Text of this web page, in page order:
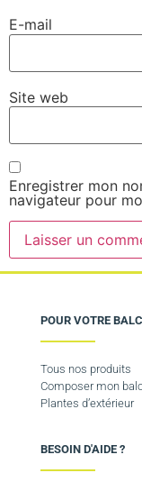
E-mail
Site web
Enregistrer mon
navigateur pour
POUR VOTRE
Tous nos produits
Composer mon
Plantes d’extérieur
BESOIN D'AIDE ?